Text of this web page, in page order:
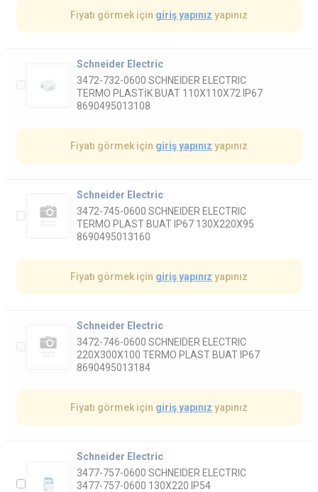
Fiyatı görmek için giriş yapınız yapınız
Schneider Electric
3472-732-0600 SCHNEIDER ELECTRIC
TERMO PLASTİK BUAT 110X110X72 IP67
8690495013108
Fiyatı görmek için giriş yapınız yapınız
Schneider Electric
3472-745-0600 SCHNEIDER ELECTRIC
TERMO PLAST BUAT IP67 130X220X95
8690495013160
Fiyatı görmek için giriş yapınız yapınız
Schneider Electric
3472-746-0600 SCHNEIDER ELECTRIC
220X300X100 TERMO PLAST BUAT IP67
8690495013184
Fiyatı görmek için giriş yapınız yapınız
Schneider Electric
3477-757-0600 SCHNEIDER ELECTRIC
3477-757-0600 130X220 IP54